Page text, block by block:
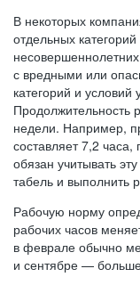
В некоторых
отдельных
с вредными или
категорий и условий
Продолжительность
недели. Например,
составляет 7,2 часа,
обязан учитывать
табель и выполнить
Рабочую норму
рабочих часов
в феврале обычно
и сентябре —